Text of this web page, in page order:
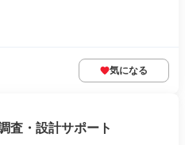
気になる
査・設計サポート